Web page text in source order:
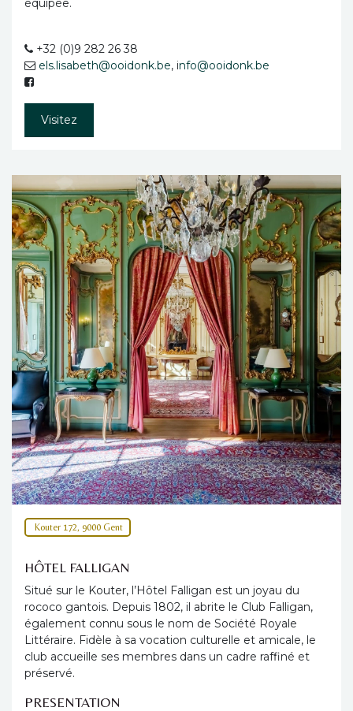
équipée.
+32 (0)9 282 26 38
els.lisabeth@ooidonk.be, info@ooidonk.be
Visitez
Kouter 172, 9000 Gent
HÔTEL FALLIGAN
Situé sur le Kouter, l’Hôtel Falligan est un joyau du
rococo gantois. Depuis 1802, il abrite le Club Falligan,
également connu sous le nom de Société Royale
Littéraire. Fidèle à sa vocation culturelle et amicale, le
club accueille ses membres dans un cadre raffiné et
préservé.
PRESENTATION